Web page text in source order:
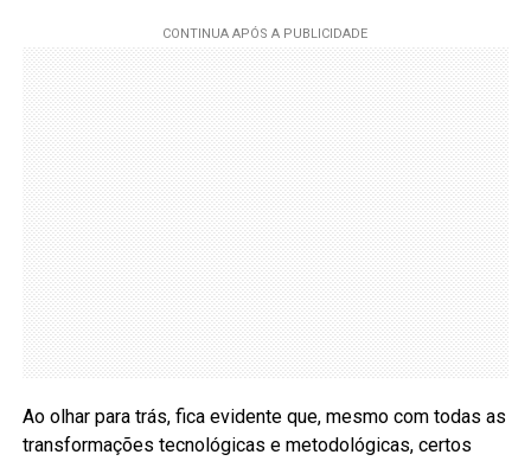
Ao olhar para trás, fica evidente que, mesmo com todas as
transformações tecnológicas e metodológicas, certos